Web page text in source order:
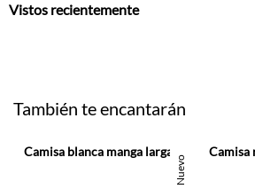
Vistos recientemente
También te encantarán
Nuevo
Camisa blanca manga larga para hombre